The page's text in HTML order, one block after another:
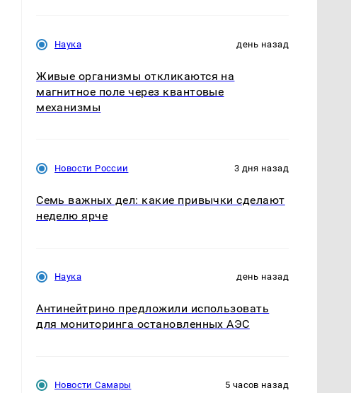
Наука день назад
Живые организмы откликаются на
магнитное поле через квантовые
механизмы
Новости России 3 дня назад
Семь важных дел: какие привычки сделают
неделю ярче
Наука день назад
Антинейтрино предложили использовать
для мониторинга остановленных АЭС
Новости Самары 5 часов назад